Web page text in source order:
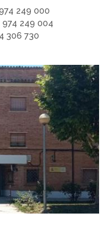
249 000
974 249 004
306 730